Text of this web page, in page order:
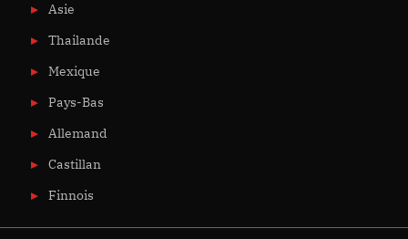
Asie
Thailande
Mexique
Pays-Bas
Allemand
Castillan
Finnois